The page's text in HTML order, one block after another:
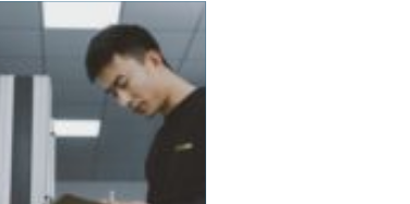
sågverk och hyvlerier.
Ytan på virket,
maskinens effektivitet